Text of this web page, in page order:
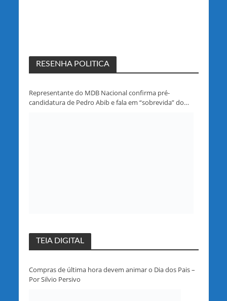
RESENHA POLITICA
Representante do MDB Nacional confirma pré-
candidatura de Pedro Abib e fala em “sobrevida” do
TEIA DIGITAL
Compras de última hora devem animar o Dia dos Pais –
Por Silvio Persivo